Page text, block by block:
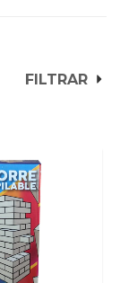
FILTRAR